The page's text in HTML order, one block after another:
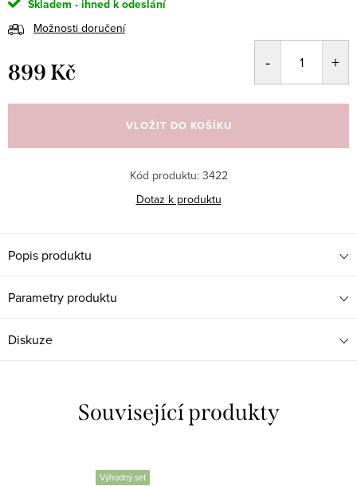
Skladem - ihned k odeslání
Možnosti doručení
899 Kč
cena:
VLOŽIT DO KOŠÍKU
Kód produktu: 3422
Dotaz k produktu
Popis produktu
Parametry produktu
Diskuze
Související produkty
Výhodný set